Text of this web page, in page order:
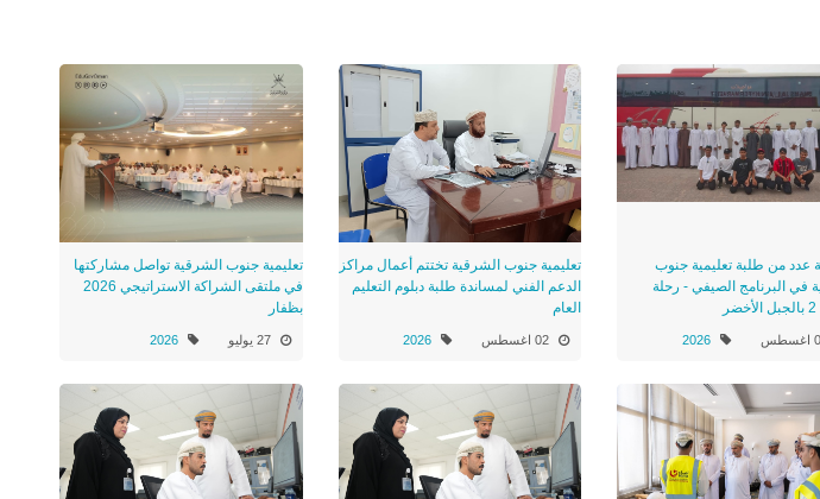
عدد من طلبة تعليمية جنوب
في البرنامج الصيفي - رحلة
2026
تعليمية جنوب الشرقية تختتم أعمال مراكز
الدعم الفني لمساندة طلبة دبلوم التعليم
العام
02 اغسطس 2026
تعليمية جنوب الشرقية تواصل مشاركتها
في ملتقى الشراكة الاستراتيجي 2026
بظفار
27 يوليو 2026